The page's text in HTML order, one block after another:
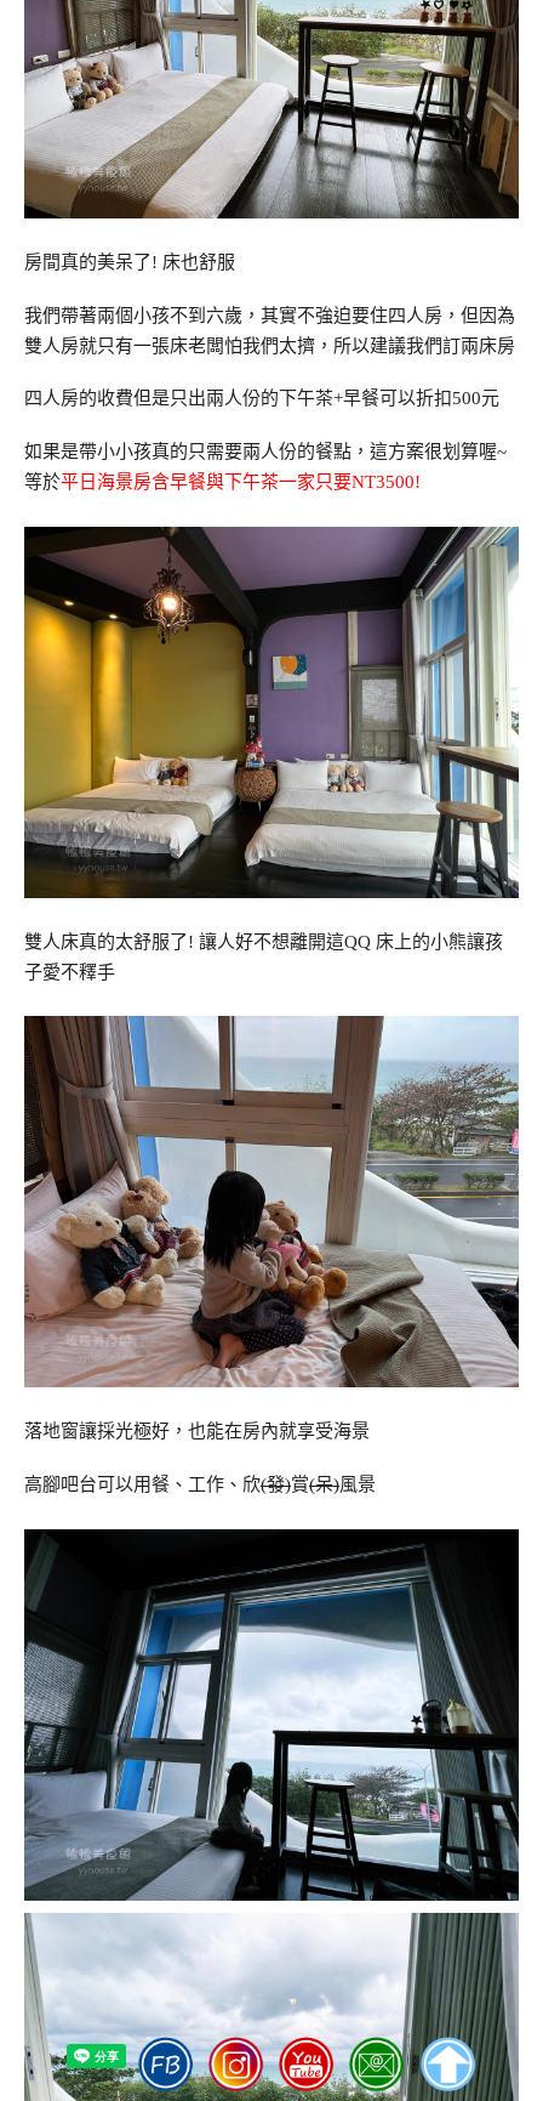
房間真的美呆了! 床也舒服
我們帶著兩個小孩不到六歲，其實不強迫要住四人房，但因為
雙人房就只有一張床老闆怕我們太擠，所以建議我們訂兩床房
四人房的收費但是只出兩人份的下午茶+早餐可以折扣500元
如果是帶小小孩真的只需要兩人份的餐點，這方案很划算喔~
等於平日海景房含早餐與下午茶一家只要NT3500!
雙人床真的太舒服了! 讓人好不想離開這QQ 床上的小熊讓孩
子愛不釋手
落地窗讓採光極好，也能在房內就享受海景
高腳吧台可以用餐、工作、欣(發)賞(呆)風景